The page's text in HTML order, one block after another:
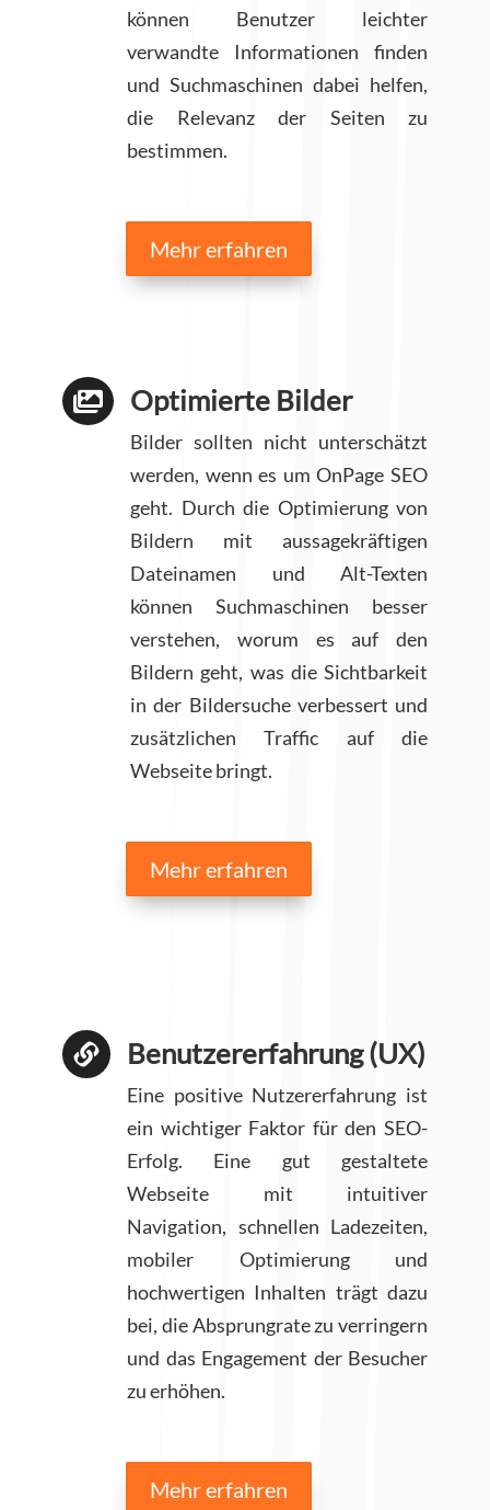
können Benutzer leichter
verwandte Informationen finden
und Suchmaschinen dabei helfen,
die Relevanz der Seiten zu
bestimmen.
Mehr erfahren
 Optimierte Bilder
Bilder sollten nicht unterschätzt
werden, wenn es um OnPage SEO
geht. Durch die Optimierung von
Bildern mit aussagekräftigen
Dateinamen und Alt-Texten
können Suchmaschinen besser
verstehen, worum es auf den
Bildern geht, was die Sichtbarkeit
in der Bildersuche verbessert und
zusätzlichen Traffic auf die
Webseite bringt.
Mehr erfahren
 Benutzererfahrung (UX)
Eine positive Nutzererfahrung ist
ein wichtiger Faktor für den SEO-
Erfolg. Eine gut gestaltete
Webseite mit intuitiver
Navigation, schnellen Ladezeiten,
mobiler Optimierung und
hochwertigen Inhalten trägt dazu
bei, die Absprungrate zu verringern
und das Engagement der Besucher
zu erhöhen.
Mehr erfahren